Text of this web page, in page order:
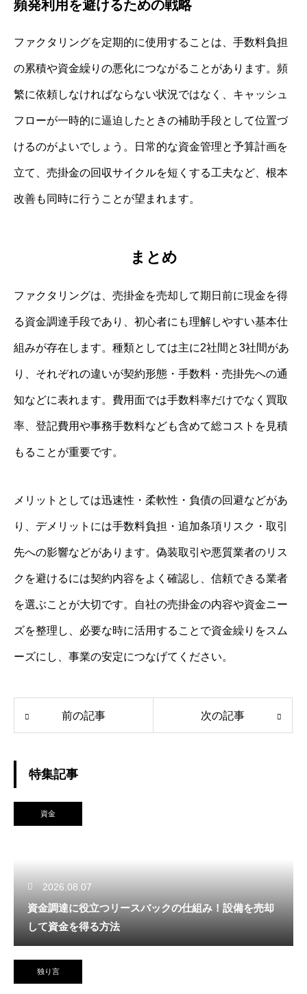
頻発利用を避けるための戦略
ファクタリングを定期的に使用することは、手数料負担
の累積や資金繰りの悪化につながることがあります。頻
繁に依頼しなければならない状況ではなく、キャッシュ
フローが一時的に逼迫したときの補助手段として位置づ
けるのがよいでしょう。日常的な資金管理と予算計画を
立て、売掛金の回収サイクルを短くする工夫など、根本
改善も同時に行うことが望まれます。
まとめ
ファクタリングは、売掛金を売却して期日前に現金を得
る資金調達手段であり、初心者にも理解しやすい基本仕
組みが存在します。種類としては主に2社間と3社間があ
り、それぞれの違いが契約形態・手数料・売掛先への通
知などに表れます。費用面では手数料率だけでなく買取
率、登記費用や事務手数料なども含めて総コストを見積
もることが重要です。
メリットとしては迅速性・柔軟性・負債の回避などがあ
り、デメリットには手数料負担・追加条項リスク・取引
先への影響などがあります。偽装取引や悪質業者のリス
クを避けるには契約内容をよく確認し、信頼できる業者
を選ぶことが大切です。自社の売掛金の内容や資金ニー
ズを整理し、必要な時に活用することで資金繰りをスム
ーズにし、事業の安定につなげてください。
前の記事 次の記事
特集記事
資金
2026.08.07
資金調達に役立つリースバックの仕組み！設備を売却
して資金を得る方法
独り言